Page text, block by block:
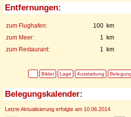
Entfernungen:
100 km
zum Flughafen:
1 km
zum Meer:
1 km
zum Restaurant:
Bilder Lage Ausstattung
Belegungskalender:
Letzte Aktualisierung erfolgte am 10.06.2014